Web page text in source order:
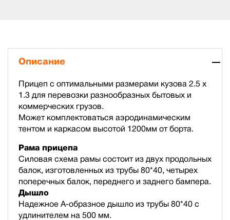
Описание
Прицеп с оптимальными размерами кузова 2.5 х
1.3 для перевозки разнообразных бытовых и
коммерческих грузов.
Может комплектоваться аэродинамическим
тентом и каркасом высотой 1200мм от борта.
Рама прицепа
Силовая схема рамы состоит из двух продольных
балок, изготовленных из трубы 80*40, четырех
поперечных балок, переднего и заднего бампера.
Дышло
Надежное А-образное дышло из трубы 80*40 с
удлинителем на 500 мм.